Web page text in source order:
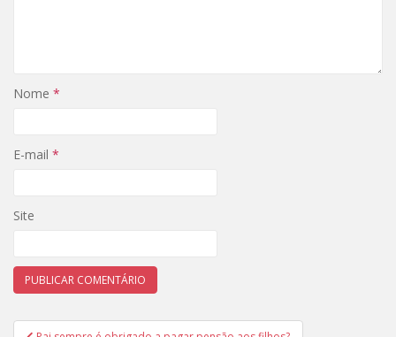
Nome *
E-mail *
Site
Navegação